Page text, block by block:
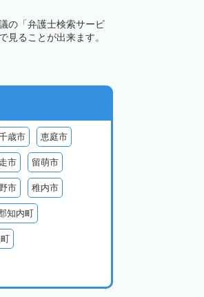
の「弁護士検索サービ
見ることが出来ます。
歳市 恵庭市
市 留萌市
市 稚内市
知内町
安町